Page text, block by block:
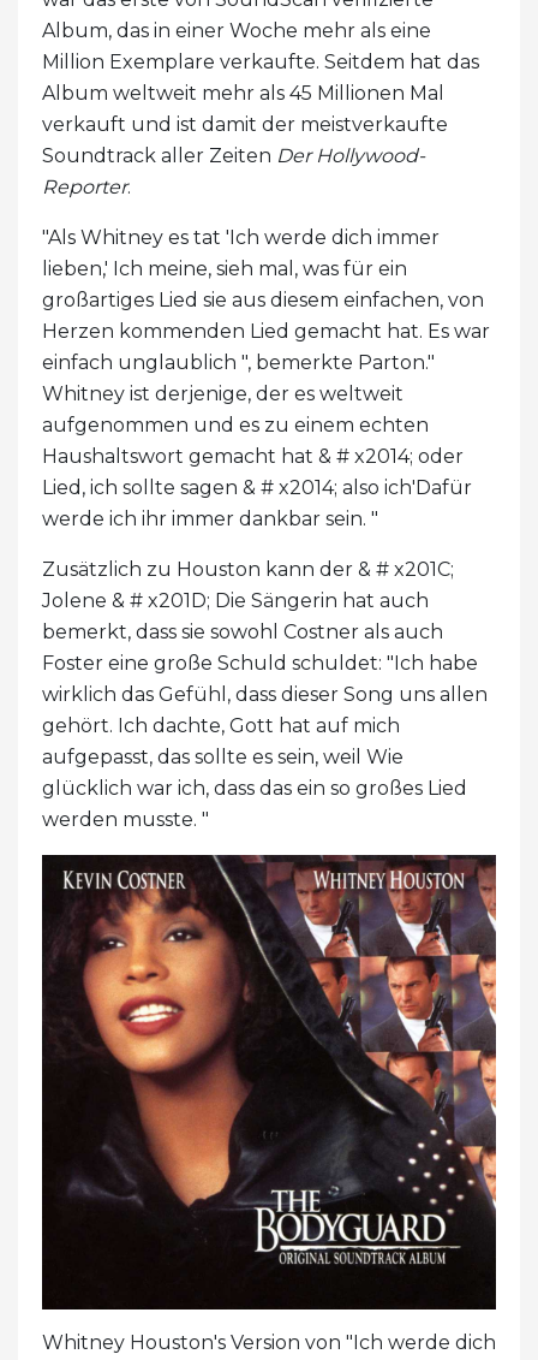
Album, das in einer Woche mehr als eine
Million Exemplare verkaufte. Seitdem hat das
Album weltweit mehr als 45 Millionen Mal
verkauft und ist damit der meistverkaufte
Soundtrack aller Zeiten Der Hollywood-
Reporter.
"Als Whitney es tat 'Ich werde dich immer
lieben,' Ich meine, sieh mal, was für ein
großartiges Lied sie aus diesem einfachen, von
Herzen kommenden Lied gemacht hat. Es war
einfach unglaublich ", bemerkte Parton."
Whitney ist derjenige, der es weltweit
aufgenommen und es zu einem echten
Haushaltswort gemacht hat & # x2014; oder
Lied, ich sollte sagen & # x2014; also ich'Dafür
werde ich ihr immer dankbar sein. "
Zusätzlich zu Houston kann der & # x201C;
Jolene & # x201D; Die Sängerin hat auch
bemerkt, dass sie sowohl Costner als auch
Foster eine große Schuld schuldet: "Ich habe
wirklich das Gefühl, dass dieser Song uns allen
gehört. Ich dachte, Gott hat auf mich
aufgepasst, das sollte es sein, weil Wie
glücklich war ich, dass das ein so großes Lied
werden musste. "
Whitney Houston's Version von "Ich werde dich